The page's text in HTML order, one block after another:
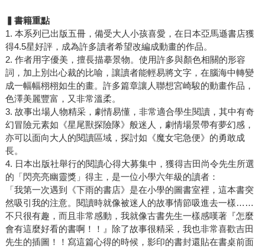
▍書籍重點
1. 本系列已出版五冊，備受大人小孩喜愛，在日本亞馬遜書店獲
得4.5星好評，成為許多讀者希望改編成動畫的作品。
2. 作者用字優美，擅長描摹景物。使用許多與顏色相關的形容
詞，加上別出心裁的比喻，讓讀者能輕易將文字，在腦海中轉變
成一幅幅栩栩如生的畫。許多篇章讓人聯想宮崎駿的動畫作品，
色澤美麗豐富，又非常溫柔。
3. 故事出場人物精采，劇情易懂，非常適合學生閱讀，其中有奇
幻冒險元素如《星尾獸探險隊》般迷人，劇情場景帶有夢幻感，
亦可以面向大人的閱讀區域，探討如《魔女宅急便》的勇敢成
長。
4. 日本出版社舉行的閱讀心得大募集中，獲得吉田尚令先生所選
的「閃亮亮幽靈獎」得主，是一位小學六年級的讀者：
「我第一次遇到《下雨的書店》是在小學的圖書室裡，這本書突
然吸引我的注意。閱讀時就像被迷人的故事情節吸進去一樣……
不只很有趣，而且非常感動，我就像古書先生一樣感嘆著『怎麼
會有這麼好看的書啊！！』除了故事很精采，我也非常喜歡吉田
先生的插圖！！寫這篇心得的時候，影印的書封還貼在書桌前面